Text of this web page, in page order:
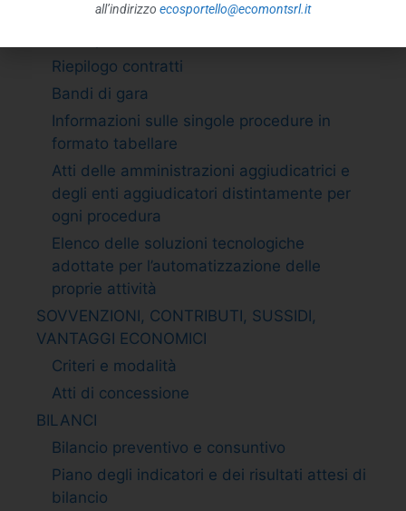
BANDI DI GARA E CONTRATTI
Riepilogo contratti
Bandi di gara
Informazioni sulle singole procedure in
formato tabellare
Atti delle amministrazioni aggiudicatrici e
degli enti aggiudicatori distintamente per
ogni procedura
Elenco delle soluzioni tecnologiche
adottate per l’automatizzazione delle
proprie attività
SOVVENZIONI, CONTRIBUTI, SUSSIDI,
VANTAGGI ECONOMICI
Criteri e modalità
Atti di concessione
BILANCI
Bilancio preventivo e consuntivo
Piano degli indicatori e dei risultati attesi di
bilancio
all’indirizzo ecosportello@ecomontsrl.it